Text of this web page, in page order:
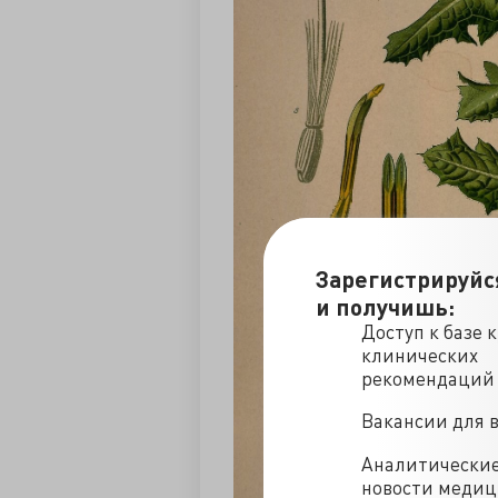
и получишь:
Доступ к базе
клинических
рекомендаций
Вакансии для
новости